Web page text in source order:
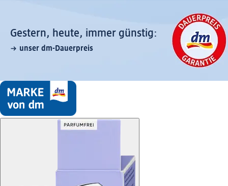
Gestern, heute, immer günstig:
unser dm-Dauerpreis